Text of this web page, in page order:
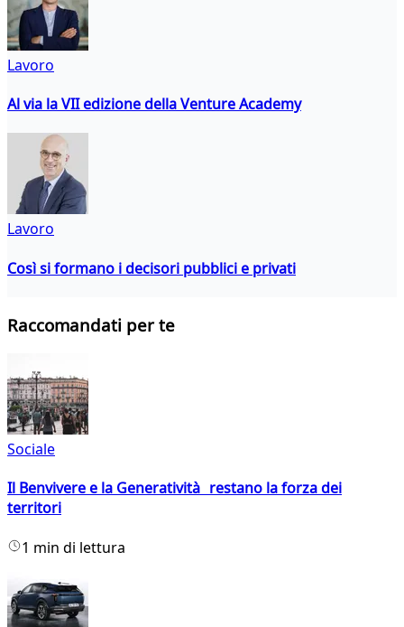
Lavoro
Al via la VII edizione della Venture Academy
Lavoro
Così si formano i decisori pubblici e privati
Raccomandati per te
Sociale
Il Benvivere e la Generatività restano la forza dei
territori
1 min di lettura